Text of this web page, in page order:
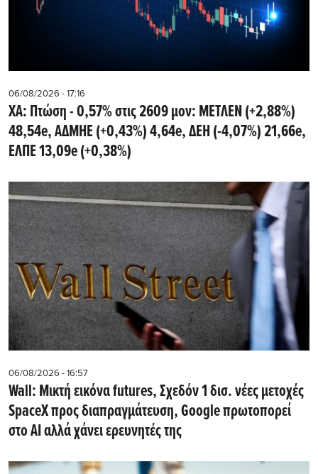
06/08/2026 - 17:16
ΧΑ: Πτώση - 0,57% στις 2609 μον: ΜΕΤΛΕΝ (+2,88%)
48,54e, ΑΔΜΗΕ (+0,43%) 4,64e, ΔΕΗ (-4,07%) 21,66e,
ΕΛΠΕ 13,09e (+0,38%)
06/08/2026 - 16:57
Wall: Μικτή εικόνα futures, Σχεδόν 1 δισ. νέες μετοχές
SpaceX προς διαπραγμάτευση, Google πρωτοπορεί
στο AI αλλά χάνει ερευνητές της